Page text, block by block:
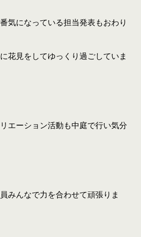
気になっている担当発表もおわり
花見をしてゆっくり過ごしていま
エーション活動も中庭で行い気分
みんなで力を合わせて頑張りま